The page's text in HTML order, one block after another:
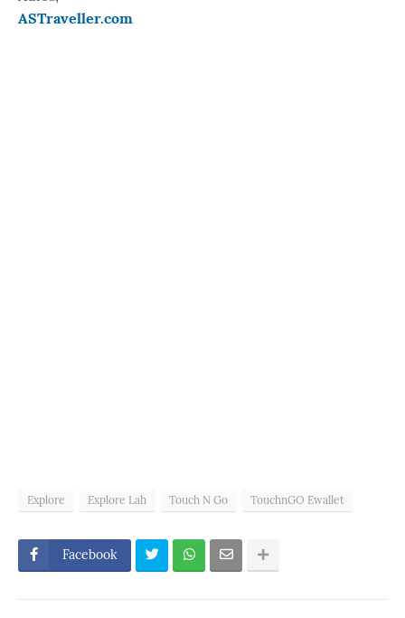
ASTraveller.com
Explore Explore Lah Touch N Go TouchnGO Ewallet
Facebook